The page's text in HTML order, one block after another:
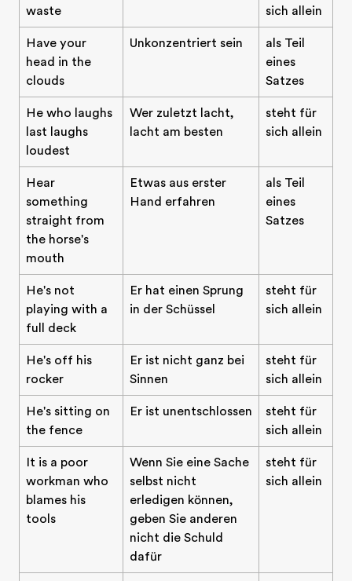
waste
sich allein
Have your
head in the
clouds
Unkonzentriert sein
als Teil
eines
Satzes
He who laughs
last laughs
loudest
Wer zuletzt lacht,
lacht am besten
steht für
sich allein
Hear
something
straight from
the horse's
mouth
Etwas aus erster
Hand erfahren
als Teil
eines
Satzes
He's not
playing with a
full deck
Er hat einen Sprung
in der Schüssel
steht für
sich allein
He's off his
rocker
Er ist nicht ganz bei
Sinnen
steht für
sich allein
He's sitting on
the fence
Er ist unentschlossen
steht für
sich allein
It is a poor
workman who
blames his
tools
Wenn Sie eine Sache
selbst nicht
erledigen können,
geben Sie anderen
nicht die Schuld
dafür
steht für
sich allein